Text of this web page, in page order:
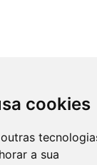
cookies
a sua